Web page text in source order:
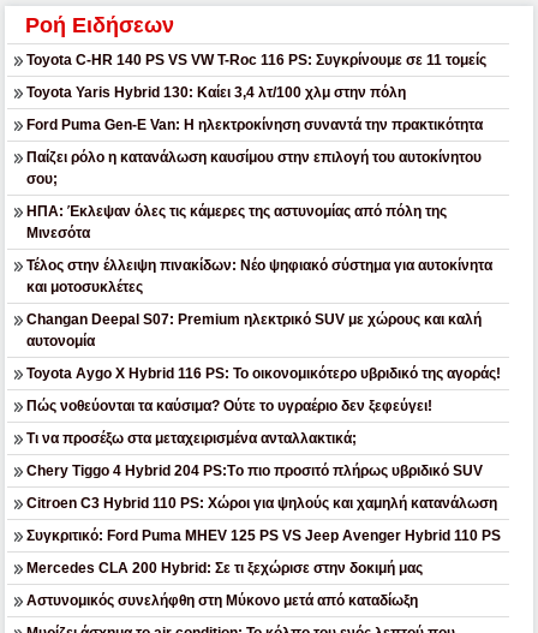
Ροή Ειδήσεων
Toyota C-HR 140 PS VS VW T-Roc 116 PS: Συγκρίνουμε σε 11 τομείς
Toyota Yaris Hybrid 130: Καίει 3,4 λτ/100 χλμ στην πόλη
Ford Puma Gen-E Van: Η ηλεκτροκίνηση συναντά την πρακτικότητα
Παίζει ρόλο η κατανάλωση καυσίμου στην επιλογή του αυτοκίνητου
σου;
ΗΠΑ: Έκλεψαν όλες τις κάμερες της αστυνομίας από πόλη της
Μινεσότα
Τέλος στην έλλειψη πινακίδων: Νέο ψηφιακό σύστημα για αυτοκίνητα
και μοτοσυκλέτες
Changan Deepal S07: Premium ηλεκτρικό SUV με χώρους και καλή
αυτονομία
Toyota Aygo X Hybrid 116 PS: Το οικονομικότερο υβριδικό της αγοράς!
Πώς νοθεύονται τα καύσιμα? Ούτε το υγραέριο δεν ξεφεύγει!
Τι να προσέξω στα μεταχειρισμένα ανταλλακτικά;
Chery Tiggo 4 Hybrid 204 PS:Tο πιο προσιτό πλήρως υβριδικό SUV
Citroen C3 Hybrid 110 PS: Χώροι για ψηλούς και χαμηλή κατανάλωση
Συγκριτικό: Ford Puma MHEV 125 PS VS Jeep Avenger Hybrid 110 PS
Mercedes CLA 200 Hybrid: Σε τι ξεχώρισε στην δοκιμή μας
Αστυνομικός συνελήφθη στη Μύκονο μετά από καταδίωξη